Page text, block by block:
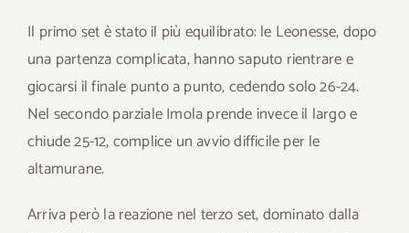
Il primo set è stato il più equilibrato: le Leonesse, dopo
una partenza complicata, hanno saputo rientrare e
giocarsi il finale punto a punto, cedendo solo 26-24.
Nel secondo parziale Imola prende invece il largo e
chiude 25-12, complice un avvio difficile per le
altamurane.
Arriva però la reazione nel terzo set, dominato dalla